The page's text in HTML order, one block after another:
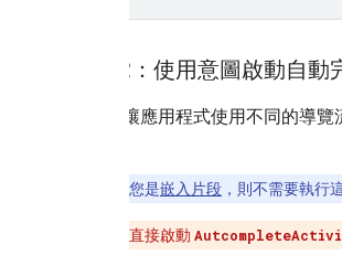
選項 2：使用意圖啟動自動
如果想讓應用程式使用不同的導
如果您是嵌入片段 ，則不需要執行
請勿直接啟動